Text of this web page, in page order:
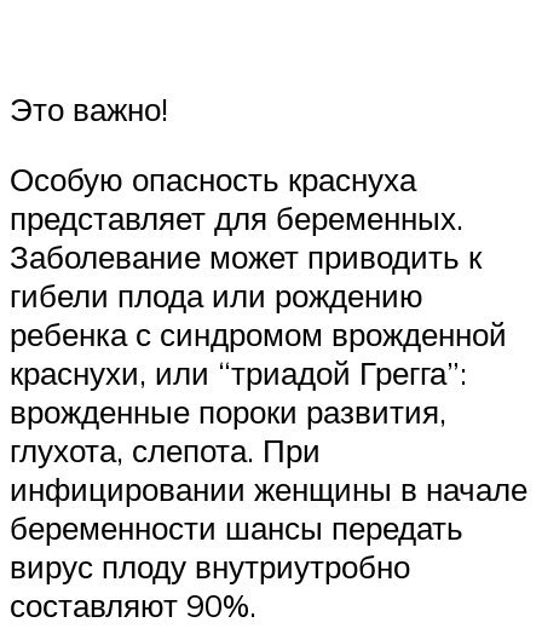
Это важно!
Особую опасность краснуха
представляет для беременных.
Заболевание может приводить к
гибели плода или рождению
ребенка с синдромом врожденной
краснухи, или “триадой Грегга”:
врожденные пороки развития,
глухота, слепота. При
инфицировании женщины в начале
беременности шансы передать
вирус плоду внутриутробно
составляют 90%.